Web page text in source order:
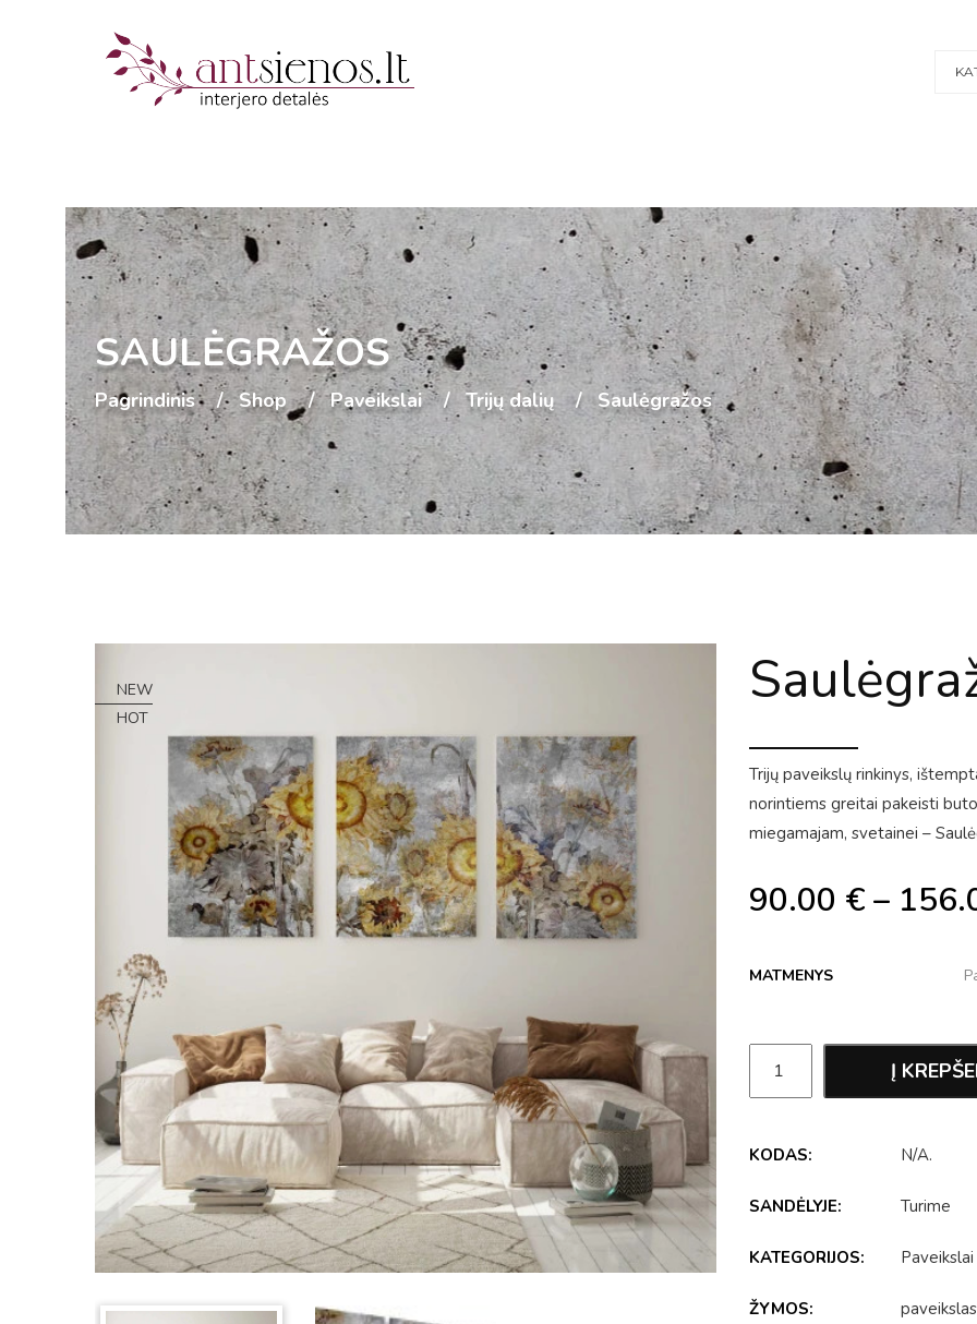
SAULĖGRAŽOS
Pagrindinis Shop Paveikslai Trijų dalių Saulėgražos
NEW
HOT
Trijų paveikslų rinkinys,
norintiems greitai pakeisti
miegamajam, svetainei –
90.00 €–
MATMENYS
Į
KODAS: N/A.
SANDĖLYJE: Turime
KATEGORIJOS: Paveikslai
ŽYMOS: paveikslas